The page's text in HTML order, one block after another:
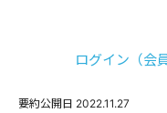
ログイン（会
要約公開日 2022.11.27